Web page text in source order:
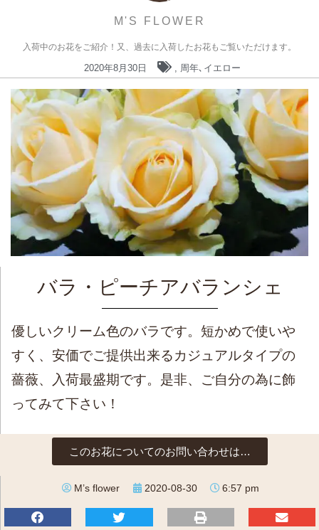
M'S FLOWER
入荷中のお花をご紹介！又、過去に入荷したお花もご覧いただけます。
2020年8月30日 , 周年､イエロー
バラ・ピーチアバランシェ
優しいクリーム色のバラです。短かめで使いや
すく、安価でご提供出来るカジュアルタイプの
薔薇、入荷最盛期です。是非、ご自分の為に飾
ってみて下さい！
このお花についてのお問い合わせは…
M’s flower 2020-08-30 6:57 pm